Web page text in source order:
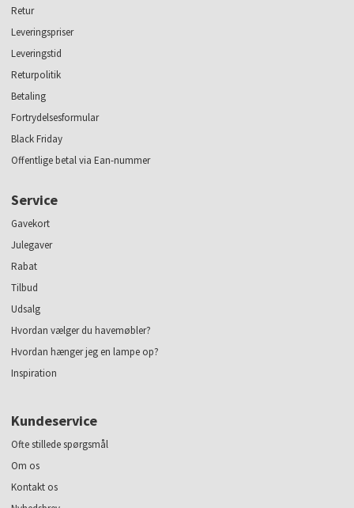
Retur
Leveringspriser
Leveringstid
Returpolitik
Betaling
Fortrydelsesformular
Black Friday
Offentlige betal via Ean-nummer
Service
Gavekort
Julegaver
Rabat
Tilbud
Udsalg
Hvordan vælger du havemøbler?
Hvordan hænger jeg en lampe op?
Inspiration
Kundeservice
Ofte stillede spørgsmål
Om os
Kontakt os